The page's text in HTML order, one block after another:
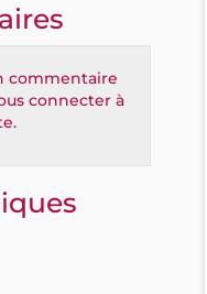
commentaire
connecter à